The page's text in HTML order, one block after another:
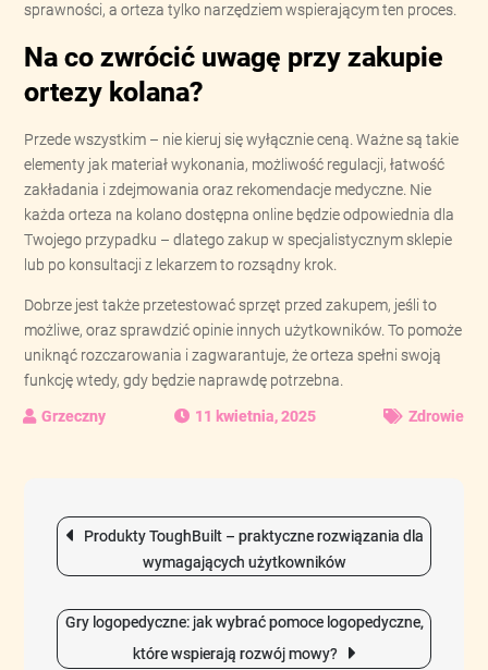
sprawności, a orteza tylko narzędziem wspierającym ten proces.
Na co zwrócić uwagę przy zakupie
ortezy kolana?
Przede wszystkim – nie kieruj się wyłącznie ceną. Ważne są takie
elementy jak materiał wykonania, możliwość regulacji, łatwość
zakładania i zdejmowania oraz rekomendacje medyczne. Nie
każda orteza na kolano dostępna online będzie odpowiednia dla
Twojego przypadku – dlatego zakup w specjalistycznym sklepie
lub po konsultacji z lekarzem to rozsądny krok.
Dobrze jest także przetestować sprzęt przed zakupem, jeśli to
możliwe, oraz sprawdzić opinie innych użytkowników. To pomoże
uniknąć rozczarowania i zagwarantuje, że orteza spełni swoją
funkcję wtedy, gdy będzie naprawdę potrzebna.
11 kwietnia, 2025 Zdrowie
Nawigacja
wpisu
Produkty ToughBuilt – praktyczne rozwiązania dla
wymagających użytkowników
Gry logopedyczne: jak wybrać pomoce logopedyczne,
które wspierają rozwój mowy?